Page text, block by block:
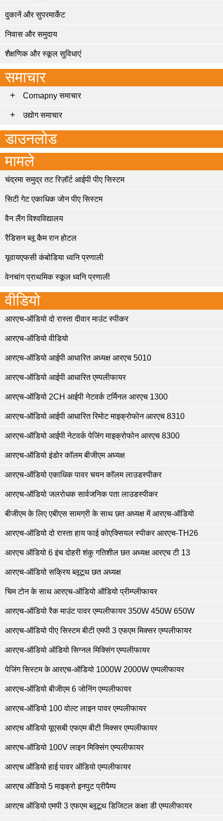
दुकानें और सुपरमार्केट
निवास और समुदाय
शैक्षणिक और स्कूल सुविधाएं
समाचार
Comapny समाचार
उद्योग समाचार
डाउनलोड
मामले
चंद्रमा समुद्र तट रिज़ॉर्ट आईपी पीए सिस्टम
सिटी गेट एकाधिक जोन पीए सिस्टम
वैन लैंग विश्वविद्यालय
रैडिसन ब्लू कैम रान होटल
यूवायएफसी कंबोडिया ध्वनि प्रणाली
वेनचांग प्राथमिक स्कूल ध्वनि प्रणाली
वीडियो
आरएच-ऑडियो दो रास्ता दीवार माउंट स्पीकर
आरएच-ऑडियो वीडियो
आरएच-ऑडियो आईपी आधारित अध्यक्ष आरएच 5010
आरएच-ऑडियो आईपी आधारित एम्पलीफायर
आरएच-ऑडियो 2CH आईपी नेटवर्क टर्मिनल आरएच 1300
आरएच-ऑडियो आईपी आधारित रिमोट माइक्रोफोन आरएच 8310
आरएच-ऑडियो आईपी नेटवर्क पेजिंग माइक्रोफोन आरएच 8300
आरएच-ऑडियो इंडोर कॉलम बीजीएम अध्यक्ष
आरएच-ऑडियो एकाधिक पावर चयन कॉलम लाउडस्पीकर
आरएच-ऑडियो जलरोधक सार्वजनिक पता लाउडस्पीकर
बीजीएम के लिए एबीएस सामग्री के साथ छत अध्यक्ष में आरएच-ऑडियो
आरएच-ऑडियो दो रास्ता हाय फाई कोएक्सियल स्पीकर आरएच-TH26
आरएच ऑडियो 6 इंच दोहरी शंकु गतिशील छत अध्यक्ष आरएच टी 13
आरएच-ऑडियो सक्रिय ब्लूटूथ छत अध्यक्ष
चिम टोन के साथ आरएच-ऑडियो ऑडियो प्रीम्प्लीफायर
आरएच-ऑडियो रैक माउंट पावर एम्पलीफायर 350W 450W 650W
आरएच-ऑडियो पीए सिस्टम बीटी एमपी 3 एफएम मिक्सर एम्पलीफायर
आरएच-ऑडियो ऑडियो सिग्नल मिक्सिंग एम्पलीफायर
पेजिंग सिस्टम के आरएच-ऑडियो 1000W 2000W एम्पलीफायर
आरएच-ऑडियो बीजीएम 6 जोनिंग एम्पलीफायर
आरएच-ऑडियो 100 वोल्ट लाइन पावर एम्पलीफायर
आरएच ऑडियो यूएसबी एफएम बीटी मिक्सर एम्पलीफायर
आरएच-ऑडियो 100V लाइन मिक्सिंग एम्पलीफायर
आरएच ऑडियो हाई पावर ऑडियो एम्पलीफायर
आरएच ऑडियो 5 माइक्रो इनपुट प्रीपैम्प
आरएच ऑडियो एमपी 3 एफएम ब्लूटूथ डिजिटल कक्षा डी एम्पलीफायर